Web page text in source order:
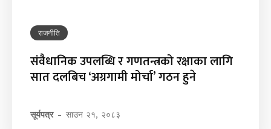
राजनीति
संवैधानिक उपलब्धि र गणतन्त्रको रक्षाका लागि
सात दलबिच ‘अग्रगामी मोर्चा’ गठन हुने
सूर्यपत्र - साउन २१, २०८३